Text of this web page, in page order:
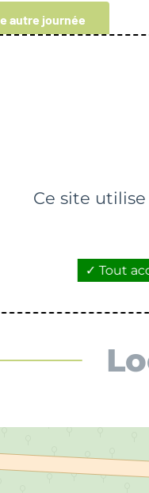
autre journée
et réservées
Communauté de
de la région de
:Ce site
Tout